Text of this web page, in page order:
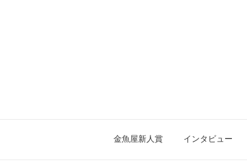
金魚屋新人賞 インタビュー